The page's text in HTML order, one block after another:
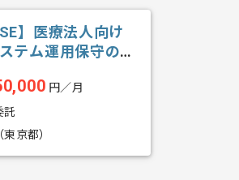
SE】医療法人向け
テム運用保守の求
円／月
託
東京都）